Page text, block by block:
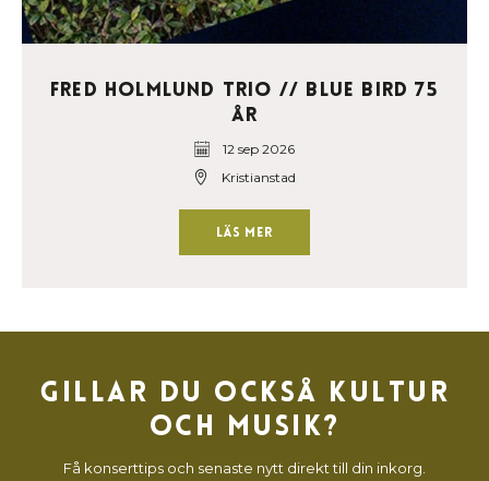
Fred Holmlund Trio // Blue Bird 75
år
12 sep 2026
Kristianstad
Läs mer
Gillar du också kultur
och musik?
Få konserttips och senaste nytt direkt till din inkorg.